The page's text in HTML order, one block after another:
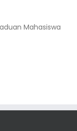
Mahasiswa